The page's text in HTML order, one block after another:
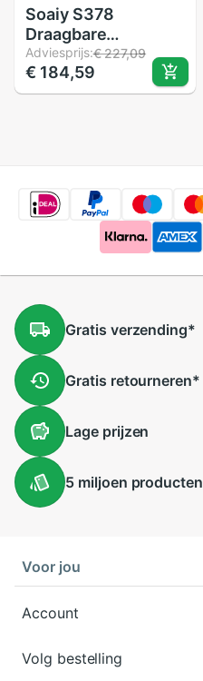
Soaiy S378
Draagbare
Megafoon Voice
Versterker
Luidspreker Super
Ondersteuning TF
USB
Adviesprijs:€ 227,09
€ 184,59
Gratis verzending*
Gratis retourneren*
Lageprijzen
5 miljoen producten
Voor jou
Account
Volg bestelling